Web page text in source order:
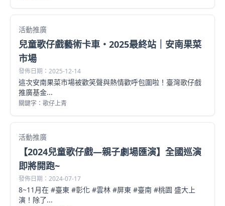
活動推廣
兒童歌仔戲藝術卡車・2025最終站｜安南果菜
市場
發佈日期：2025-12-14
這次安南果菜市場被歡笑聲與熱情歡呼包圍啦！臺灣歌仔戲
推廣基金...
關鍵字：歌仔上青
活動推廣
【2024兒童歌仔戲—親子劇場匯演】全國巡演
即將開跑~
發佈日期：2024-07-17
8~11月在 #臺東 #彰化 #雲林 #屏東 #臺南 #桃園 盛大上
演！除了...